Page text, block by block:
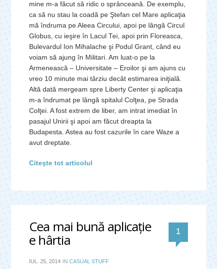
mine m-a făcut să ridic o sprânceană. De exemplu,
ca să nu stau la coadă pe Ştefan cel Mare aplicaţia
mă îndruma pe Aleea Circului, apoi pe lângă Circul
Globus, cu ieşire în Lacul Tei, apoi prin Floreasca,
Bulevardul Ion Mihalache şi Podul Grant, când eu
voiam să ajung în Militari. Am luat-o pe la
Armenească – Universitate – Eroilor şi am ajuns cu
vreo 10 minute mai târziu decât estimarea iniţială.
Altă dată mergeam spre Liberty Center şi aplicaţia
m-a îndrumat pe lângă spitalul Colţea, pe Strada
Colţei. A fost extrem de liber, am intrat imediat în
pasajul Unirii şi apoi am făcut dreapta la
Budapesta. Astea au fost cazurile în care Waze a
avut dreptate.
Citeşte tot articolul
Cea mai bună aplicaţie
e hârtia 1
IUL. 25, 2014 IN CASUAL STUFF